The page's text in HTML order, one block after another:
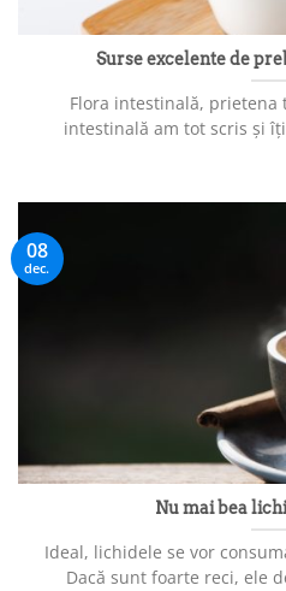
Surse excelente de
Flora intestinală, prietena
intestinală am tot scris și
Nu mai bea
Ideal, lichidele se vor
Dacă sunt foarte reci, ele
08
dec.